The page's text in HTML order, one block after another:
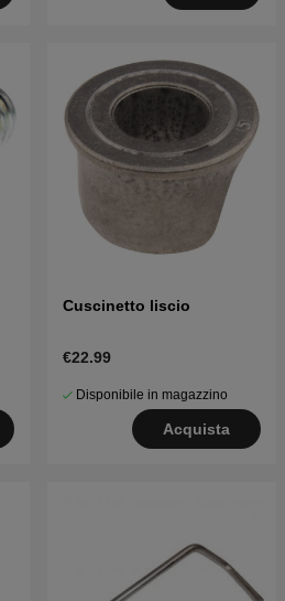
Cuscinetto liscio
€22.99
Disponibile in magazzino
Acquista